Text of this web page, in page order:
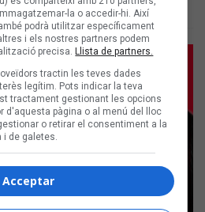
músic als instituts de Barcelona
la o accedir-hi. Així
podrà utilitzar específicament
i els nostres partners podem
precisa. Llista de partners.
tractin les teves dades
legítim. Pots indicar la teva
tractament gestionant les opcions
d'aquesta pàgina o al menú del lloc
o retirar el consentiment a la
i de galetes.
Acceptar